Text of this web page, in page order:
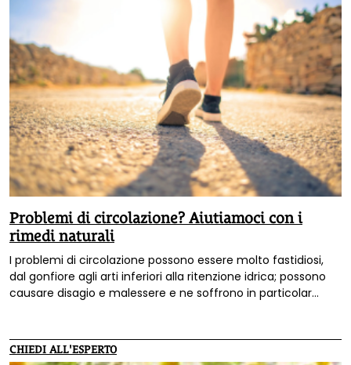
Problemi di circolazione? Aiutiamoci con i
rimedi naturali
I problemi di circolazione possono essere molto fastidiosi,
dal gonfiore agli arti inferiori alla ritenzione idrica; possono
causare disagio e malessere e ne soffrono in particolar
omeopatia.
CHIEDI ALL'ESPERTO